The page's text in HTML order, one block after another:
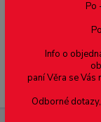
Po
Info o
paní Věra se Vás
Odborné